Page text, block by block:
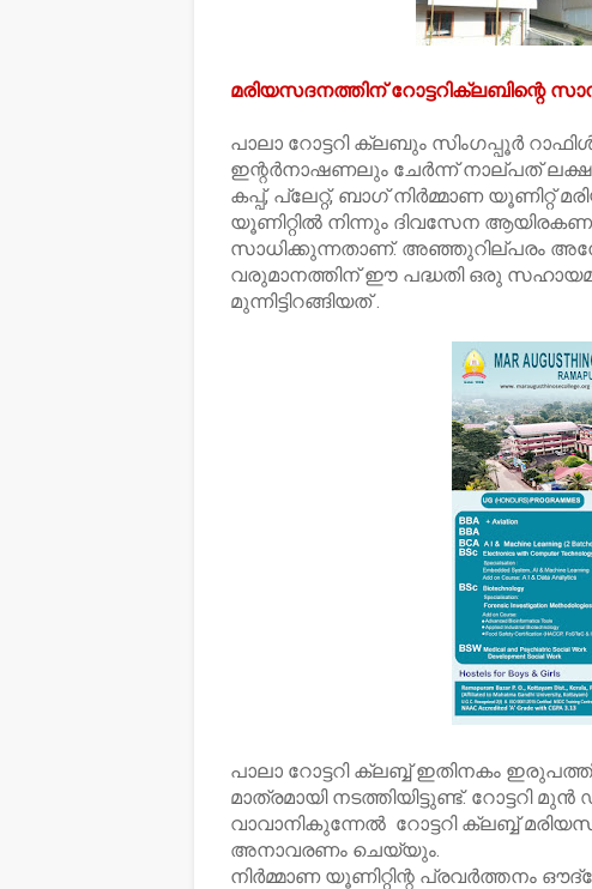
മരിയസദനത്തിന് റോട്ടറിക്ലബിന്റെ
പാലാ റോട്ടറി ക്ലബും സിംഗപ്പൂർ റാഫിൾ
ഇന്റർനാഷണലും ചേർന്ന് നാല്പത്
കപ്പ്, പ്ലേറ്റ്, ബാഗ് നിർമ്മാണ
യൂണിറ്റിൽ നിന്നും ദിവസേന
സാധിക്കുന്നതാണ്. അഞ്ഞുറില്പരം
വരുമാനത്തിന് ഈ പദ്ധതി ഒരു
മുന്നിട്ടിറങ്ങിയത് .
പാലാ റോട്ടറി ക്ലബ്ബ് ഇതിനകം
മാത്രമായി നടത്തിയിട്ടുണ്ട്. റോട്ടറി
വാവാനികുന്നേൽ റോട്ടറി ക്ലബ്ബ്
അനാവരണം ചെയ്യും.
നിർമ്മാണ യൂണിറ്റിന്റ പ്രവർത്തനം